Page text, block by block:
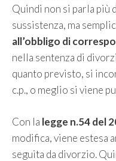
Quindi non si parla più
sussistenza, ma
all’obbligo di
nella sentenza di
quanto previsto, si
c.p., o meglio si viene
Con la legge n.54 del
modifica, viene estesa
seguita da divorzio.